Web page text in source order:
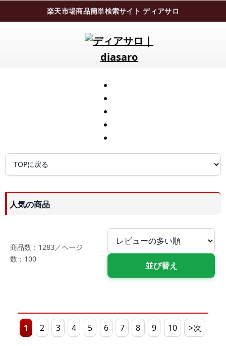
楽天市場商品簡単検索サイト ディアサロ
人気の商品
商品数：1283／ページ
数：100
1 2 3 4 5 6 7 8 9 10 >次